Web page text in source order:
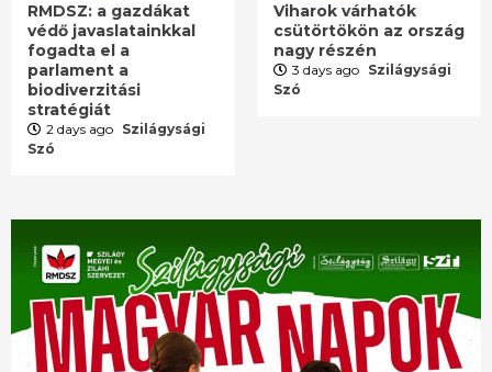
RMDSZ: a gazdákat
védő javaslatainkkal
fogadta el a
parlament a
biodiverzitási
stratégiát
2 days ago Szilágysági
Szó
Viharok várhatók
csütörtökön az ország
nagy részén
3 days ago Szilágysági
Szó